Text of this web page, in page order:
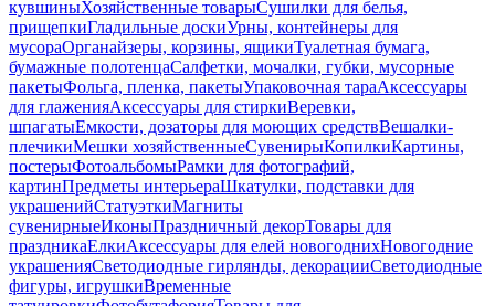
кувшиныХозяйственные товарыСушилки для белья,
прищепкиГладильные доскиУрны, контейнеры для
мусораОрганайзеры, корзины, ящикиТуалетная бумага,
бумажные полотенцаСалфетки, мочалки, губки, мусорные
пакетыФольга, пленка, пакетыУпаковочная тараАксессуары
для глаженияАксессуары для стиркиВеревки,
шпагатыЕмкости, дозаторы для моющих средствВешалки-
плечикиМешки хозяйственныеСувенирыКопилкиКартины,
постерыФотоальбомыРамки для фотографий,
картинПредметы интерьераШкатулки, подставки для
украшенийСтатуэткиМагниты
сувенирныеИконыПраздничный декорТовары для
праздникаЕлкиАксессуары для елей новогоднихНовогодние
украшенияСветодиодные гирлянды, декорацииСветодиодные
фигуры, игрушкиВременные